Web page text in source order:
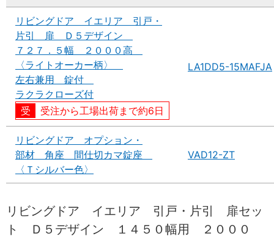
リビングドア イエリア 引戸・
片引 扉 Ｄ５デザイン
７２７．５幅 ２０００高
〈ライトオーカー柄〉
左右兼用 錠付
ラクラクローズ付
受注から工場出荷まで約6日
LA1DD5-15MAFJA
リビングドア オプション・
部材 角座 間仕切カマ錠座
〈Ｔシルバー色〉
VAD12-ZT
リビングドア イエリア 引戸・片引 扉セッ
ト Ｄ５デザイン １４５０幅用 ２０００